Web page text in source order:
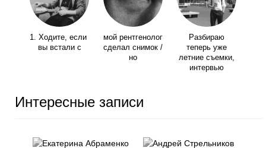
1. Ходите, если
вы встали с
мой рентгенолог
сделал снимок /
но
Разбираю
теперь уже
летние съемки,
интервью
Интересные записи